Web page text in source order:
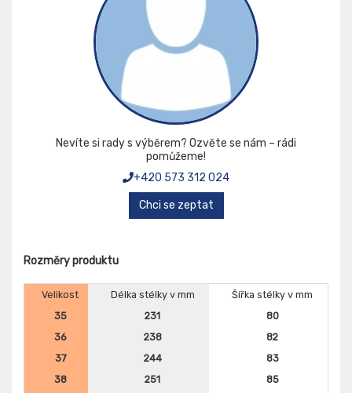
Nevíte si rady s výběrem? Ozvěte se nám – rádi
pomůžeme!
+420 573 312 024
Chci se zeptat
Rozměry produktu
Velikost Délka stélky v mm
Šířka stélky v mm
35
231
80
36
238
82
37
244
83
38
251
85